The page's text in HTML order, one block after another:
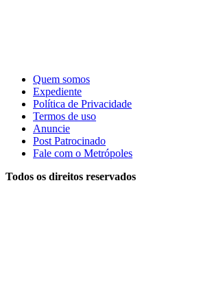
Quem somos
Expediente
Política de Privacidade
Termos de uso
Anuncie
Post Patrocinado
Fale com o Metrópoles
Todos os direitos reservados